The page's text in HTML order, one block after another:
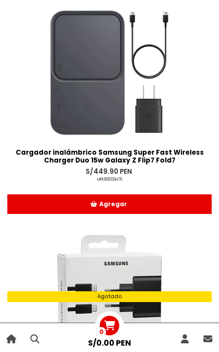
0
S/0.00 PEN
Cargador inalámbrico Samsung Super Fast Wireless
Charger Duo 15w Galaxy Z Flip7 Fold7
S/449.90 PEN
MPE868339476
Agregar
Agotado